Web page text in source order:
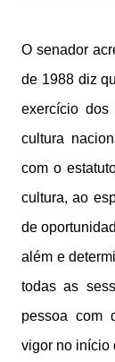
O senador
de 1988 diz
exercício dos
cultura
com o
cultura, ao
de
além e
todas as
pessoa com
vigor no início